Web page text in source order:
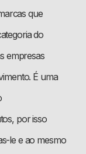
que
do
empresas
É uma
por isso
le e ao mesmo